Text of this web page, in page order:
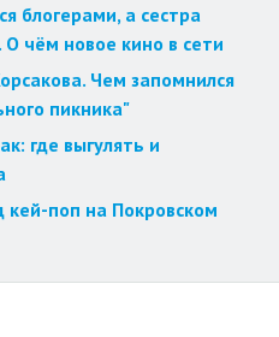
блогерами, а сестра
чём новое кино в сети
Чем запомнился
пикника"
где выгулять и
кей-поп на Покровском